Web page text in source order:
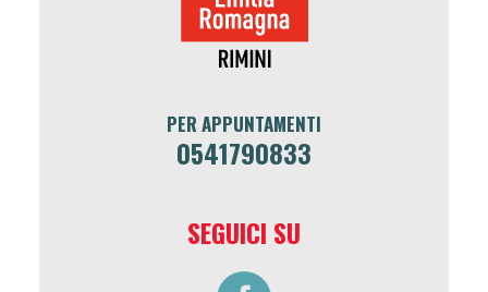
PER APPUNTAMENTI
0541790833
SEGUICI SU